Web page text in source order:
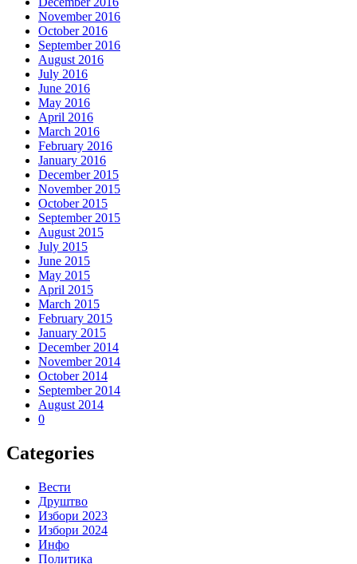
November 2016
October 2016
September 2016
August 2016
July 2016
June 2016
May 2016
April 2016
March 2016
February 2016
January 2016
December 2015
November 2015
October 2015
September 2015
August 2015
July 2015
June 2015
May 2015
April 2015
March 2015
February 2015
January 2015
December 2014
November 2014
October 2014
September 2014
August 2014
0
Categories
Вести
Друштво
Избори 2023
Избори 2024
Инфо
Политика